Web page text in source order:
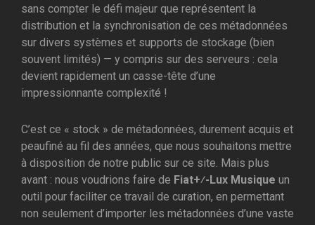
sans compter le défi majeur que représentent la
distribution et la synchronisation de ces métadonnées
sur divers systèmes et supports de stockage (bien
souvent limités) — y compris sur des serveurs : cela
devient rapidement un casse-tête d’une
impressionnante complexité !
C’est ce « stock » de métadonnées, durement acquis et
peaufiné au fil des années, que nous souhaitons mettre
à disposition de notre public sur ce site. Mais plus
avant : nous voudrions faire de Fiat+⁄-Lux Musique un
outil pour faciliter ce travail de curation, en permettant
non seulement d’importer les métadonnées d’une vaste